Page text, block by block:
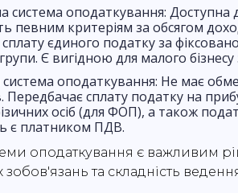
система оподаткування: Доступна
певним критеріям за обсягом
єдиного податку за
Є вигідною для малого бізнесу
система оподаткування: Не має
Передбачає сплату податку на
осіб (для ФОП), а також
є платником ПДВ.
оподаткування є важливим
зобов'язань та складність